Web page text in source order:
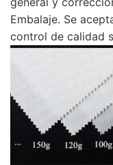
Embalaje. Se
control de calidad